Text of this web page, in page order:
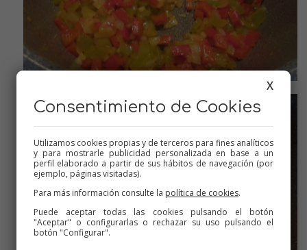
X
Consentimiento de Cookies
Utilizamos cookies propias y de terceros para fines analíticos
y para mostrarle publicidad personalizada en base a un
perfil elaborado a partir de sus hábitos de navegación (por
ejemplo, páginas visitadas).
Para más información consulte la política de cookies.
Puede aceptar todas las cookies pulsando el botón
"Aceptar" o configurarlas o rechazar su uso pulsando el
botón "Configurar".